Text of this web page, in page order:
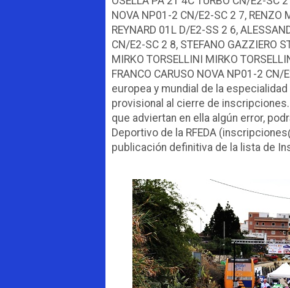
NOVA NP01-2 CN/E2-SC 2 7, RENZO
REYNARD 01L D/E2-SS 2 6,
CN/E2-SC 2 8, STEFANO GAZZIERO
MIRKO TORSELLINI MIRKO
FRANCO CARUSO NOVA NP01-2
europea y mundial de la
provisional al cierre de
que adviertan en ella algún error,
Deportivo de la RFEDA
publicación definitiva de la lista de